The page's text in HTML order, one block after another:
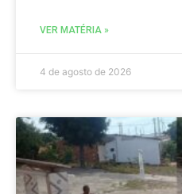
VER MATÉRIA »
4 de agosto de 2026